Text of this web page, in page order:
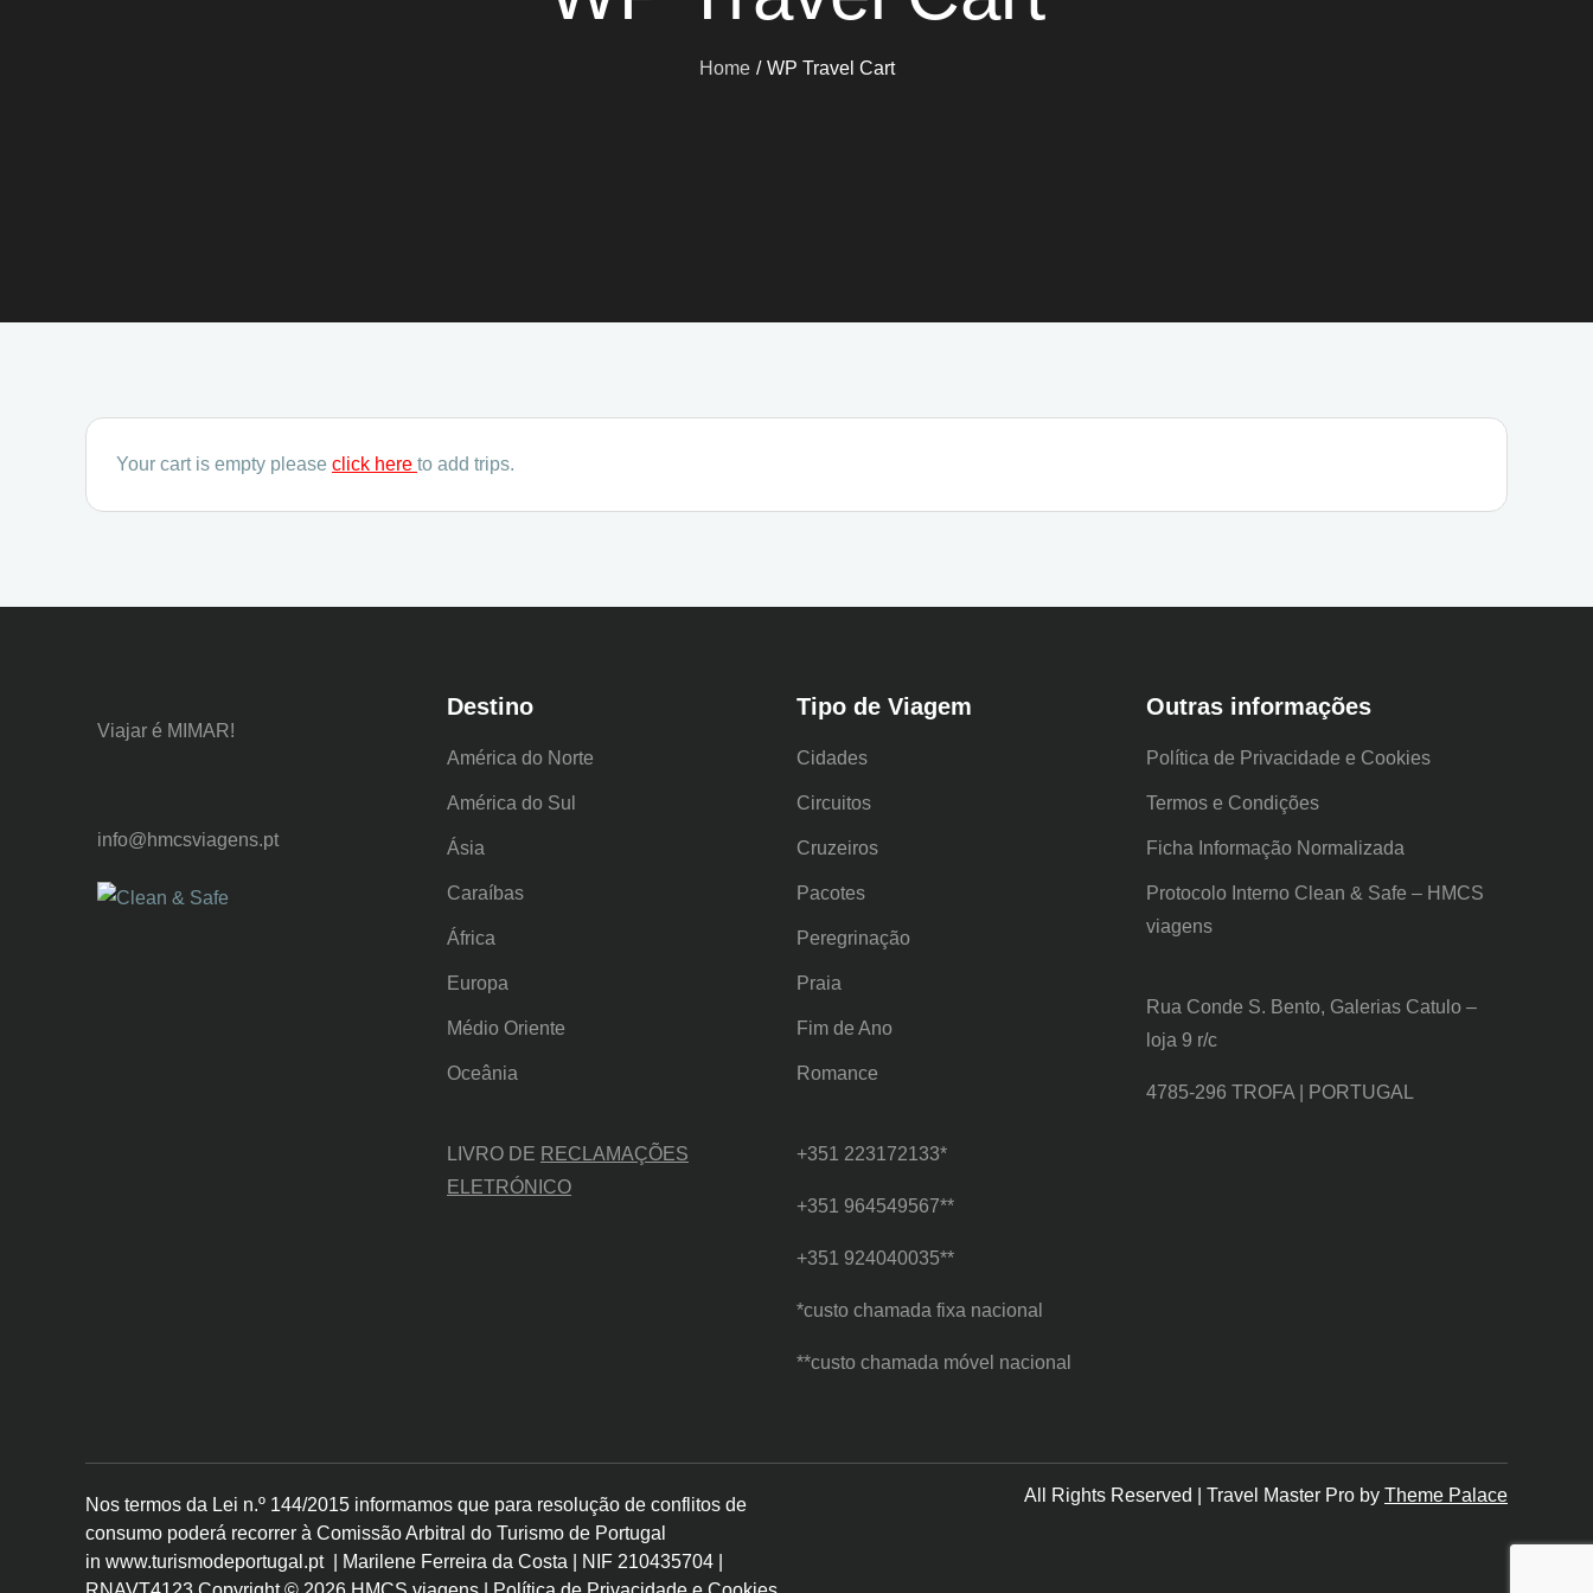
Home WP Travel Cart
Your cart is empty please click here to add trips.
Viajar é MIMAR!
info@hmcsviagens.pt
Destino
América do Norte
América do Sul
Ásia
Caraíbas
África
Europa
Médio Oriente
Oceânia
LIVRO DE RECLAMAÇÕES
ELETRÓNICO
Tipo de Viagem
Cidades
Circuitos
Cruzeiros
Pacotes
Peregrinação
Praia
Fim de Ano
Romance
+351 223172133*
+351 964549567**
+351 924040035**
*custo chamada fixa nacional
**custo chamada móvel nacional
Outras informações
Política de Privacidade e Cookies
Termos e Condições
Ficha Informação Normalizada
Protocolo Interno Clean & Safe – HMCS
viagens
Rua Conde S. Bento, Galerias Catulo –
loja 9 r/c
4785-296 TROFA | PORTUGAL
Nos termos da Lei n.º 144/2015 informamos que para resolução de conflitos de
consumo poderá recorrer à Comissão Arbitral do Turismo de Portugal
in www.turismodeportugal.pt | Marilene Ferreira da Costa | NIF 210435704 |
All Rights Reserved | Travel Master Pro by Theme Palace